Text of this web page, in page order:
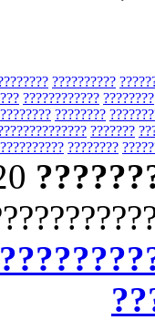
??????????
???????????? ????????
????????
???????
?????????? ????????